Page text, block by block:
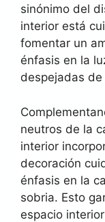
sinónimo del
interior está
fomentar un
énfasis en la
despejadas
neutros de la
interior
decoración
énfasis en la
sobria. Esto
espacio